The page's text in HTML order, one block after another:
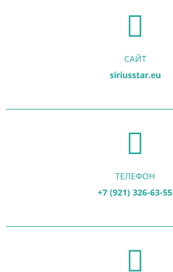
САЙТ
siriusstar.eu
ТЕЛЕФОН
+7 (921) 326-63-55